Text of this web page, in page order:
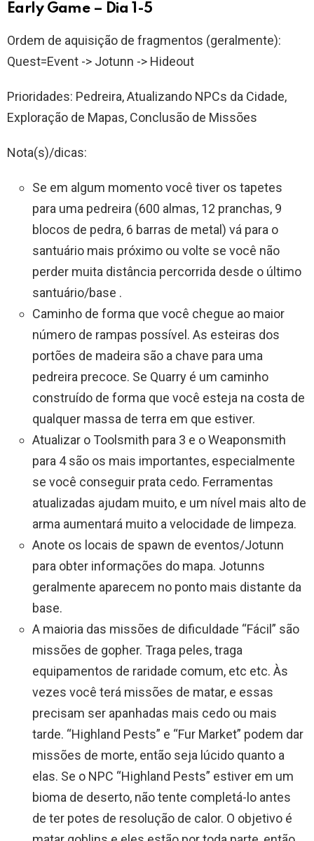
Early Game – Dia 1-5
Ordem de aquisição de fragmentos (geralmente):
Quest=Event -> Jotunn -> Hideout
Prioridades: Pedreira, Atualizando NPCs da Cidade,
Exploração de Mapas, Conclusão de Missões
Nota(s)/dicas:
Se em algum momento você tiver os tapetes
para uma pedreira (600 almas, 12 pranchas, 9
blocos de pedra, 6 barras de metal) vá para o
santuário mais próximo ou volte se você não
perder muita distância percorrida desde o último
santuário/base .
Caminho de forma que você chegue ao maior
número de rampas possível. As esteiras dos
portões de madeira são a chave para uma
pedreira precoce. Se Quarry é um caminho
construído de forma que você esteja na costa de
qualquer massa de terra em que estiver.
Atualizar o Toolsmith para 3 e o Weaponsmith
para 4 são os mais importantes, especialmente
se você conseguir prata cedo. Ferramentas
atualizadas ajudam muito, e um nível mais alto de
arma aumentará muito a velocidade de limpeza.
Anote os locais de spawn de eventos/Jotunn
para obter informações do mapa. Jotunns
geralmente aparecem no ponto mais distante da
base.
A maioria das missões de dificuldade “Fácil” são
missões de gopher. Traga peles, traga
equipamentos de raridade comum, etc etc. Às
vezes você terá missões de matar, e essas
precisam ser apanhadas mais cedo ou mais
tarde. “Highland Pests” e “Fur Market” podem dar
missões de morte, então seja lúcido quanto a
elas. Se o NPC “Highland Pests” estiver em um
bioma de deserto, não tente completá-lo antes
de ter potes de resolução de calor. O objetivo é